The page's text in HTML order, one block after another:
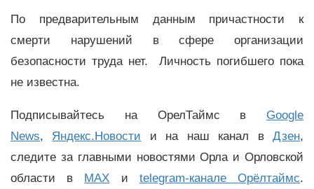
По предварительным данным причастности к
смерти нарушений в сфере организации
безопасности труда нет. Личность погибшего пока
не известна.
Подписывайтесь на ОрелТаймс в Google
News, Яндекс.Новости и на наш канал вДзен,
следите за главными новостями Орла и Орловской
области в MAX и telegram-канале Орёлтаймс.